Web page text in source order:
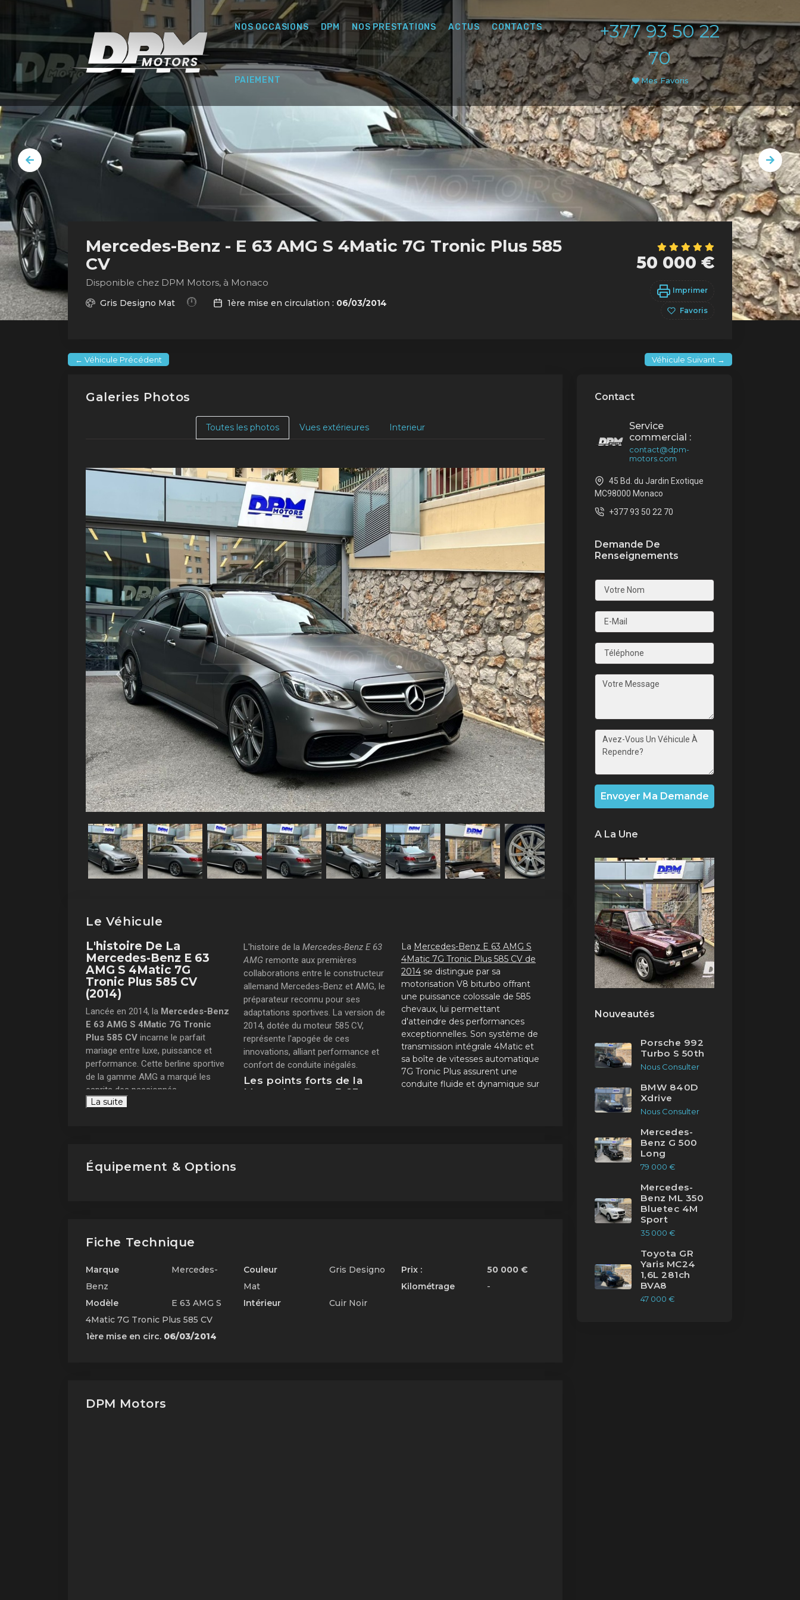
NOS OCCASIONS DPM NOS PRESTATIONS ACTUS CONTACTS
PAIEMENT
+377 93 50 22
70
Mes Favoris
Mercedes-Benz - E 63 AMG S 4Matic 7G Tronic Plus 585
CV
Disponible chez DPM Motors, à Monaco
Gris Designo Mat 1ère mise en circulation : 06/03/2014
50 000 €
Imprimer
Favoris
← Véhicule Précédent Véhicule Suivant →
Galeries Photos
Toutes les photos Vues extérieures Interieur
Précédent Suivant
Le Véhicule
L'histoire De La
Mercedes-Benz E 63
AMG S 4Matic 7G
Tronic Plus 585 CV
(2014)
Lancée en 2014, la Mercedes-Benz
E 63 AMG S 4Matic 7G Tronic
Plus 585 CV incarne le parfait
mariage entre luxe, puissance et
performance. Cette berline sportive
de la gamme AMG a marqué les
esprits des passionnés
d'automobiles de par son design
AMG
L'histoire de la Mercedes-Benz E 63
AMGremonte aux premières
collaborations entre le constructeur
allemand Mercedes-Benz et AMG, le
préparateur reconnu pour ses
adaptations sportives. La version de
2014, dotée du moteur 585 CV,
représente l'apogée de ces
innovations, alliant performance et
confort de conduite inégalés.
Les points forts de la
Mercedes-Benz E 63
La Mercedes-Benz E 63 AMG S
4Matic 7G Tronic Plus 585 CV de
2014se distingue par sa
motorisation V8 biturbo offrant
une puissance colossale de 585
chevaux, lui permettant
d'atteindre des performances
exceptionnelles. Son système de
transmission intégrale 4Matic et
sa boîte de vitesses automatique
7G Tronic Plus assurent une
conduite fluide et dynamique sur
La suite
Équipement & Options
Fiche Technique
Marque
Mercedes-
Benz
Modèle
E 63 AMG S
4Matic 7G Tronic Plus 585 CV
1ère mise en circ. 06/03/2014
Couleur
Gris Designo
Mat
Intérieur
Cuir Noir
Prix :
50 000 €
Kilométrage
-
DPM Motors
Contact
Service
commercial :
contact@dpm-
motors.com
45 Bd. du Jardin Exotique
MC98000 Monaco
+377 93 50 22 70
Demande De
Renseignements
Envoyer Ma Demande
A La Une
Nouveautés
Porsche 992
Turbo S 50th
Nous Consulter
BMW 840D
Xdrive
Nous Consulter
Mercedes-
Benz G 500
Long
79 000 €
Mercedes-
Benz ML 350
Bluetec 4M
Sport
35 000 €
Toyota GR
Yaris MC24
1,6L 281ch
BVA8
47 000 €